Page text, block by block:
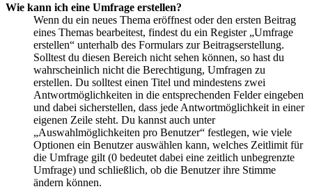
Wie kann ich eine Umfrage erstellen?
Wenn du ein neues Thema eröffnest oder den ersten Beitrag
eines Themas bearbeitest, findest du ein Register „Umfrage
erstellen“ unterhalb des Formulars zur Beitragserstellung.
Solltest du diesen Bereich nicht sehen können, so hast du
wahrscheinlich nicht die Berechtigung, Umfragen zu
erstellen. Du solltest einen Titel und mindestens zwei
Antwortmöglichkeiten in die entsprechenden Felder eingeben
und dabei sicherstellen, dass jede Antwortmöglichkeit in einer
eigenen Zeile steht. Du kannst auch unter
„Auswahlmöglichkeiten pro Benutzer“ festlegen, wie viele
Optionen ein Benutzer auswählen kann, welches Zeitlimit für
die Umfrage gilt (0 bedeutet dabei eine zeitlich unbegrenzte
Umfrage) und schließlich, ob die Benutzer ihre Stimme
ändern können.